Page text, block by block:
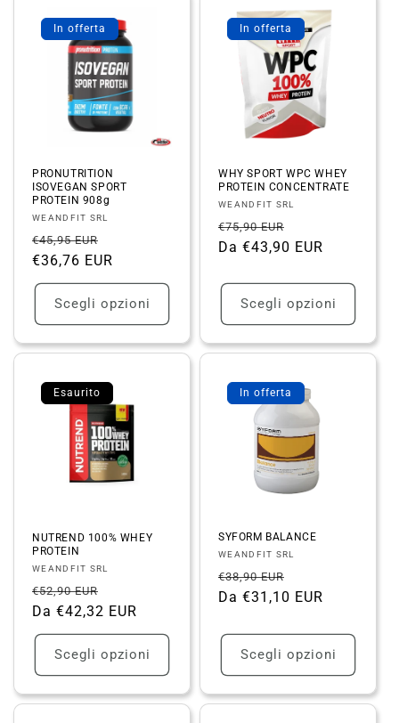
In offerta
PRONUTRITION
ISOVEGAN SPORT
PROTEIN 908g
Fornitore:
WEANDFIT SRL
Prezzo
di
listino
€45,95 EUR
scontato
€36,76 EUR
Scegli opzioni
In offerta
WHY SPORT WPC WHEY
PROTEIN CONCENTRATE
Fornitore:
WEANDFIT SRL
Prezzo
di
€75,90 EUR
scontato
Da €43,90 EUR
Scegli opzioni
Esaurito
NUTREND 100% WHEY
PROTEIN
Fornitore:
WEANDFIT SRL
Prezzo
di
listino
€52,90 EUR
scontato
Da €42,32 EUR
Scegli opzioni
In offerta
SYFORM BALANCE
Fornitore:
WEANDFIT SRL
Prezzo
di
€38,90 EUR
scontato
Da €31,10 EUR
Scegli opzioni